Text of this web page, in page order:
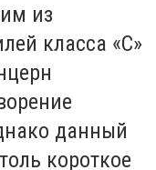
из
класса «С»
данный
короткое